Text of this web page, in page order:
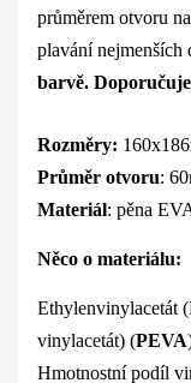
průměrem otvoru
plavání nejmenších
barvě.
Rozměry:
Průměr otvoru:
Materiál: pěna
Něco o materiálu:
Ethylenvinylacetát
vinylacetát) (PEVA
Hmotnostní podíl